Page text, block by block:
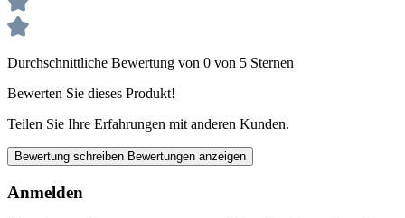
Durchschnittliche Bewertung von 0 von 5 Sternen
Bewerten Sie dieses Produkt!
Teilen Sie Ihre Erfahrungen mit anderen Kunden.
Bewertung schreiben Bewertungen anzeigen
Anmelden